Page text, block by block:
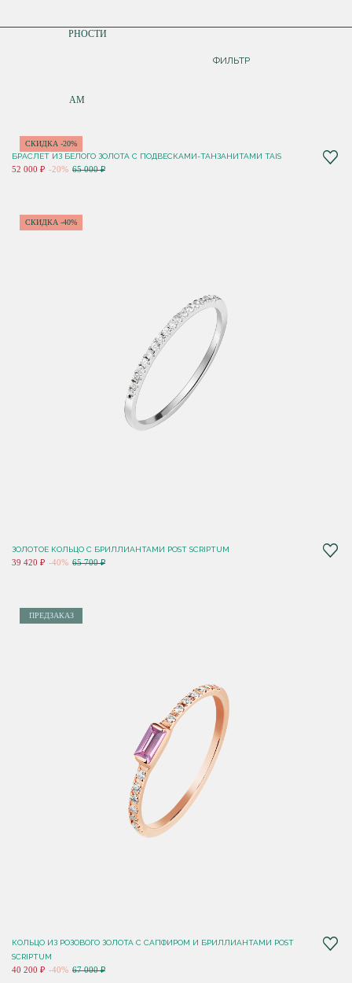
ПО ПОПУЛЯРНОСТИ
ПО НОВИНКАМ
ФИЛЬТР
СКИДКА -20%
БРАСЛЕТ ИЗ БЕЛОГО ЗОЛОТА С ПОДВЕСКАМИ-ТАНЗАНИТАМИ TAIS
52 000 ₽ -20% 65 000 ₽
СКИДКА -40%
ЗОЛОТОЕ КОЛЬЦО С БРИЛЛИАНТАМИ POST SCRIPTUM
39 420 ₽ -40% 65 700 ₽
ПРЕДЗАКАЗ
КОЛЬЦО ИЗ РОЗОВОГО ЗОЛОТА С САПФИРОМ И БРИЛЛИАНТАМИ POST
SCRIPTUM
40 200 ₽ -40% 67 000 ₽